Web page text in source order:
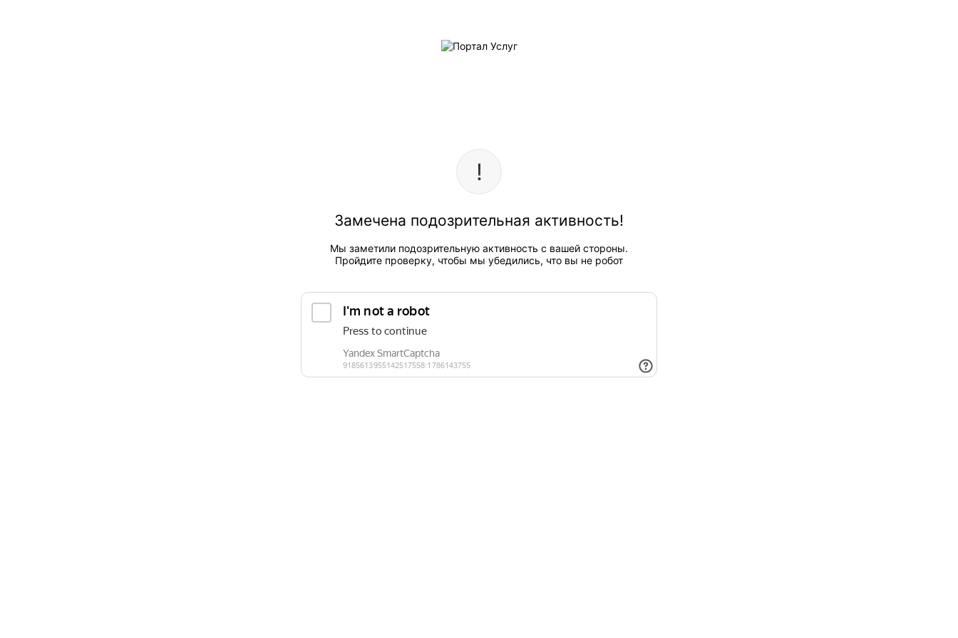
Замечена подозрительная активность!
Мы заметили подозрительную активность с вашей стороны.
Пройдите проверку, чтобы мы убедились, что вы не робот